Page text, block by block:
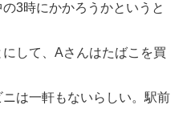
3時にかかろうかというと
して、Aさんはたばこを買
は一軒もないらしい。駅前